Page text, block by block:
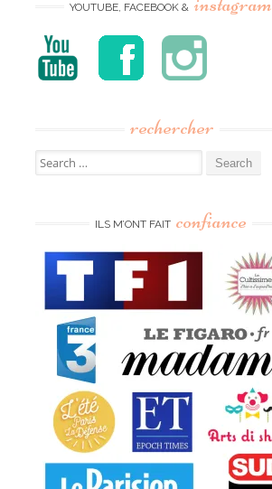
YOUTUBE, FACEBOOK &
rechercher
Search
for:
ILS M’ONT FAIT confiance